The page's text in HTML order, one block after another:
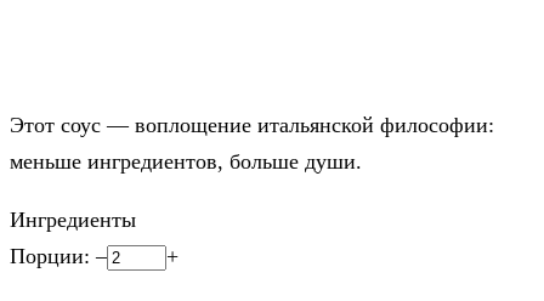
Этот соус — воплощение итальянской философии:
меньше ингредиентов, больше души.
Ингредиенты
Порции:– +